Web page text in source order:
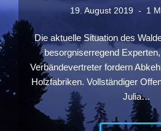
19. August 2019 1
Die aktuelle Situation des
besorgniserregend
Verbändevertreter fordern
Holzfabriken. Vollständiger
Julia…